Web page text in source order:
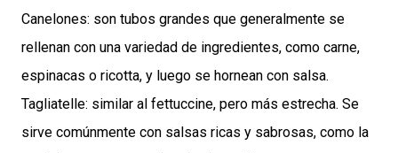
Canelones: son tubos grandes que generalmente se
rellenan con una variedad de ingredientes, como carne,
espinacas o ricotta, y luego se hornean con salsa.
Tagliatelle: similar al fettuccine, pero más estrecha. Se
sirve comúnmente con salsas ricas y sabrosas, como la